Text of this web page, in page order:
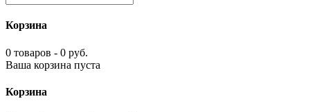
Корзина
0 товаров - 0 руб.
Ваша корзина пуста
Корзина